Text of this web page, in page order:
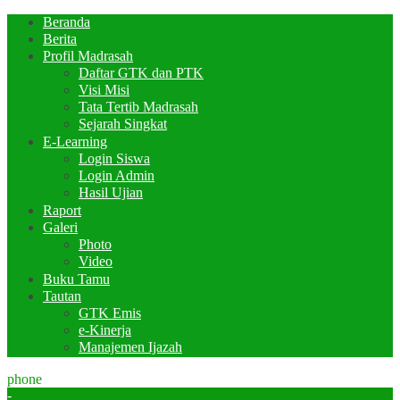
Beranda
Berita
Profil Madrasah
Daftar GTK dan PTK
Visi Misi
Tata Tertib Madrasah
Sejarah Singkat
E-Learning
Login Siswa
Login Admin
Hasil Ujian
Raport
Galeri
Photo
Video
Buku Tamu
Tautan
GTK Emis
e-Kinerja
Manajemen Ijazah
phone
-